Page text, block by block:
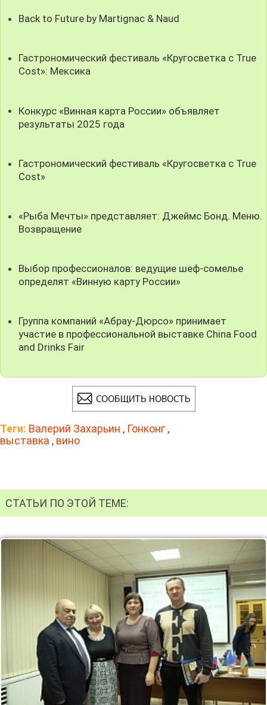
Back to Future by Martignac & Naud
Гастрономический фестиваль «Кругосветка с True
Cost»: Мексика
Конкурс «Винная карта России» объявляет
результаты 2025 года
Гастрономический фестиваль «Кругосветка с True
Cost»
«Рыба Мечты» представляет: Джеймс Бонд. Меню.
Возвращение
Выбор профессионалов: ведущие шеф-сомелье
определят «Винную карту России»
Группа компаний «Абрау-Дюрсо» принимает
участие в профессиональной выставке China Food
and Drinks Fair
Теги: Валерий Захарьин , Гонконг ,
выставка , вино
СТАТЬИ ПО ЭТОЙ ТЕМЕ: